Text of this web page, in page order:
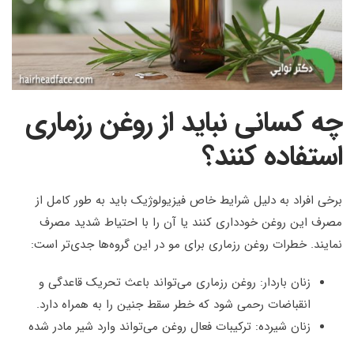
چه کسانی نباید از روغن رزماری
استفاده کنند؟
برخی افراد به دلیل شرایط خاص فیزیولوژیک باید به طور کامل از
مصرف این روغن خودداری کنند یا آن را با احتیاط شدید مصرف
نمایند. خطرات روغن رزماری برای مو در این گروه‌ها جدی‌تر است:
زنان باردار: روغن رزماری می‌تواند باعث تحریک قاعدگی و
انقباضات رحمی شود که خطر سقط جنین را به همراه دارد.
زنان شیرده: ترکیبات فعال روغن می‌تواند وارد شیر مادر شده